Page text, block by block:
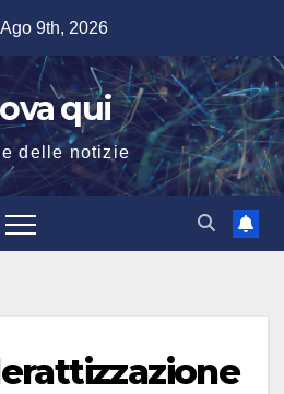
9th, 2026
qui
delle notizie